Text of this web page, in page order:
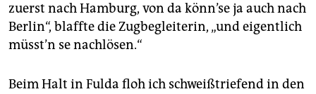
abo
genossenschaft
zuerst nach Hamburg, von da könn’se ja auch nach
Berlin“, blaffte die Zugbegleiterin, „und eigentlich
müsst’n se nachlösen.“
Beim Halt in Fulda floh ich schweißtriefend in den